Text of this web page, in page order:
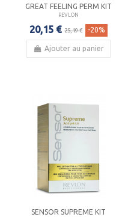
GREAT FEELING PERM KIT
REVLON
20,15 € 25,19 € -20%
Ajouter au panier
SENSOR SUPREME KIT